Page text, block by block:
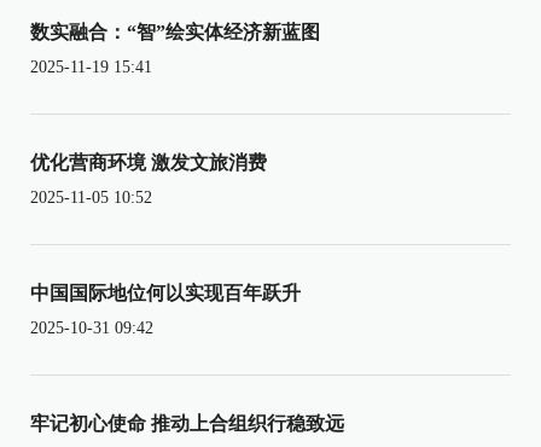
数实融合：“智”绘实体经济新蓝图
2025-11-19 15:41
优化营商环境 激发文旅消费
2025-11-05 10:52
中国国际地位何以实现百年跃升
2025-10-31 09:42
牢记初心使命 推动上合组织行稳致远